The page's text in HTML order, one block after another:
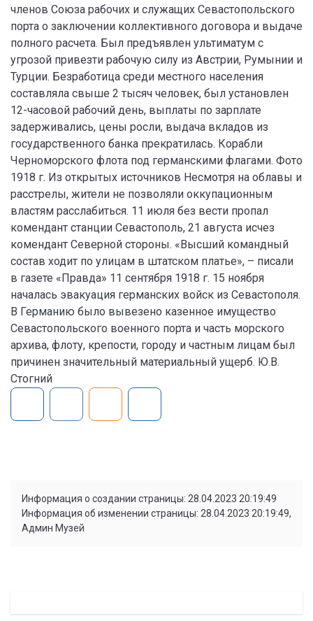
членов Союза рабочих и служащих Севастопольского
порта о заключении коллективного договора и выдаче
полного расчета. Был предъявлен ультиматум с
угрозой привезти рабочую силу из Австрии, Румынии и
Турции. Безработица среди местного населения
составляла свыше 2 тысяч человек, был установлен
12-часовой рабочий день, выплаты по зарплате
задерживались, цены росли, выдача вкладов из
государственного банка прекратилась. Корабли
Черноморского флота под германскими флагами. Фото
1918 г. Из открытых источников Несмотря на облавы и
расстрелы, жители не позволяли оккупационным
властям расслабиться. 11 июля без вести пропал
комендант станции Севастополь, 21 августа исчез
комендант Северной стороны. «Высший командный
состав ходит по улицам в штатском платье», – писали
в газете «Правда» 11 сентября 1918 г. 15 ноября
началась эвакуация германских войск из Севастополя.
В Германию было вывезено казенное имущество
Севастопольского военного порта и часть морского
архива, флоту, крепости, городу и частным лицам был
причинен значительный материальный ущерб. Ю.В.
Стогний
Информация о создании страницы: 28.04.2023 20:19:49
Информация об изменении страницы: 28.04.2023 20:19:49,
Админ Музей